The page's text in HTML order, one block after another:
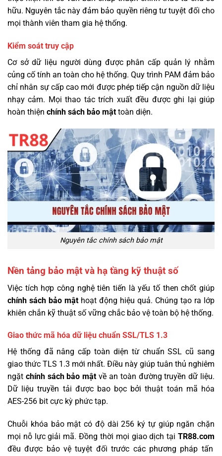
hữu. Nguyên tắc này đảm bảo quyền riêng tư tuyệt đối cho
mọi thành viên tham gia hệ thống.
Kiểm soát truy cập
Cơ sở dữ liệu người dùng được phân cấp quản lý nhằm
củng cố tính an toàn cho hệ thống. Quy trình PAM đảm bảo
chỉ nhân sự cấp cao mới được phép tiếp cận nguồn dữ liệu
nhạy cảm. Mọi thao tác trích xuất đều được ghi lại giúp
hoàn thiện chính sách bảo mật toàn diện.
Nguyên tắc chính sách bảo mật
Nền tảng bảo mật và hạ tầng kỹ thuật số
Việc tích hợp công nghệ tiên tiến là yếu tố then chốt giúp
chính sách bảo mật hoạt động hiệu quả. Chúng tạo ra lớp
khiên chắn kỹ thuật số vững chắc bảo vệ toàn bộ hệ thống.
Giao thức mã hóa dữ liệu chuẩn SSL/TLS 1.3
Hệ thống đã nâng cấp toàn diện từ chuẩn SSL cũ sang
giao thức TLS 1.3 mới nhất. Điều này giúp tuân thủ nghiêm
ngặt chính sách bảo mật về an toàn đường truyền dữ liệu.
Dữ liệu truyền tải được bao bọc bởi thuật toán mã hóa
AES-256 bit cực kỳ phức tạp.
Chuỗi khóa bảo mật có độ dài 256 ký tự giúp ngăn chặn
mọi nỗ lực giải mã. Đồng thời mọi giao dịch tại TR88.com
đều được bảo vệ tuyệt đối trước các phương pháp tấn